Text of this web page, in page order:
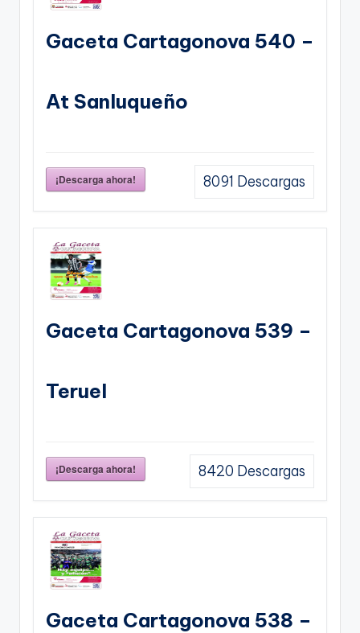
Gaceta Cartagonova 540 –
At Sanluqueño
¡Descarga ahora! 8091 Descargas
Gaceta Cartagonova 539 –
Teruel
¡Descarga ahora! 8420 Descargas
Gaceta Cartagonova 538 –